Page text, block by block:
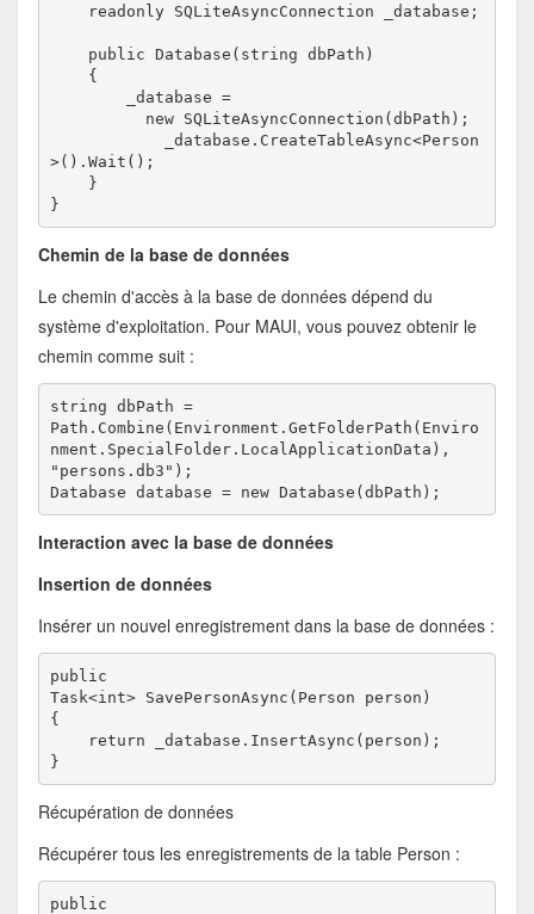
readonly SQLiteAsyncConnection _database;
public Database(string dbPath)
{
_database =
          new SQLiteAsyncConnection(dbPath);
_database.CreateTableAsync<Person
>().Wait();
}
}
Chemin de la base de données
Le chemin d'accès à la base de données dépend du
système d'exploitation. Pour MAUI, vous pouvez obtenir le
chemin comme suit :
string dbPath =
Path.Combine(Environment.GetFolderPath(Enviro
nment.SpecialFolder.LocalApplicationData),
"persons.db3");
Database database = new Database(dbPath);
Interaction avec la base de données
Insertion de données
Insérer un nouvel enregistrement dans la base de données :
public
Task<int> SavePersonAsync(Person person)
{
return _database.InsertAsync(person);
}
Récupération de données
Récupérer tous les enregistrements de la table Person :
public